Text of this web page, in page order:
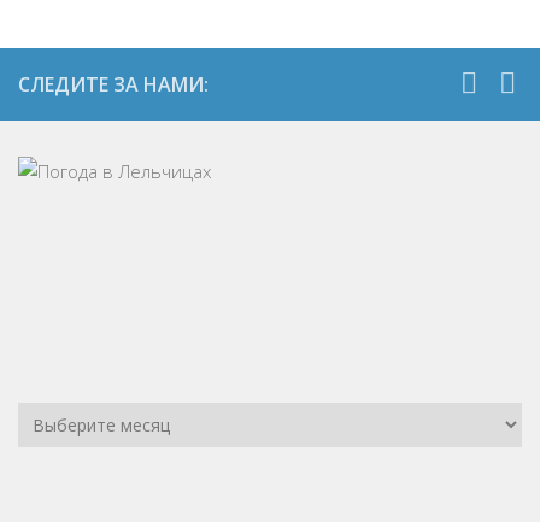
СЛЕДИТЕ ЗА НАМИ: